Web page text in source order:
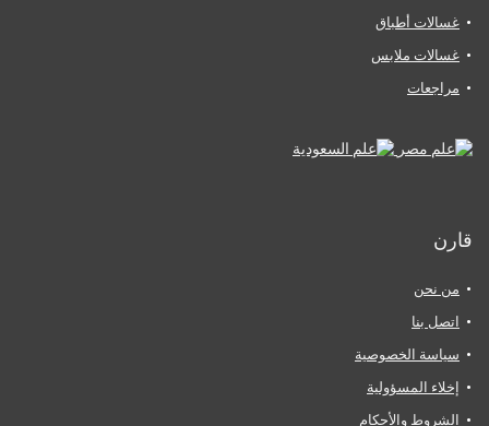
غسالات أطباق
غسالات ملابس
مراجعات
قارن
من نحن
اتصل بنا
سياسة الخصوصية
إخلاء المسؤولية
الشروط والأحكام